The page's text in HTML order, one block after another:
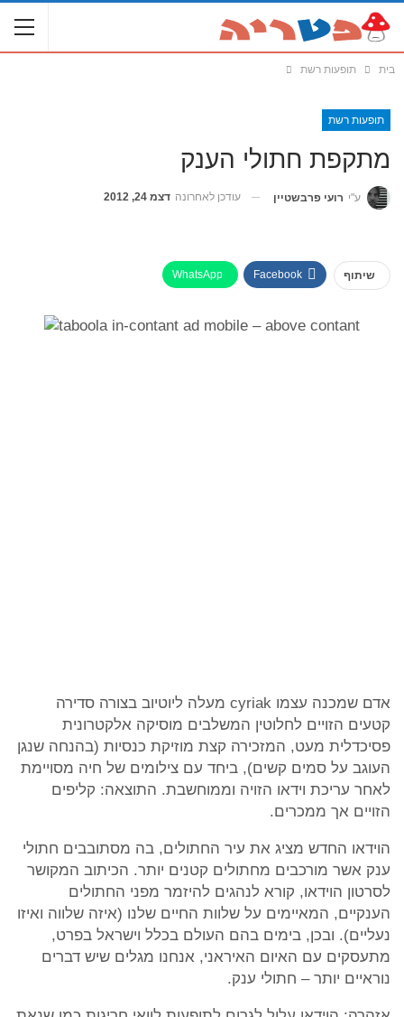
בית תופעות רשת
תופעות רשת
מתקפת חתולי הענק
ע"י רועי פרבשטיין עודכן לאחרונה דצמ 24, 2012
שיתוף Facebook
WhatsApp
אדם שמכנה עצמו cyriak מעלה ליוטיוב בצורה סדירה
קטעים הזויים לחלוטין המשלבים מוסיקה אלקטרונית
פסיכדלית מעט, המזכירה קצת מוזיקת כנסיות (בהנחה שנגן
העוגב על סמים קשים), ביחד עם צילומים של חיה מסויימת
לאחר עריכת וידאו הזויה וממוחשבת. התוצאה: קליפים
הזויים אך ממכרים.
הוידאו החדש מציג את עיר החתולים, בה מסתובבים חתולי
ענק אשר מורכבים מחתולים קטנים יותר. הכיתוב המקושר
לסרטון הוידאו, קורא לנהגים להיזמר מפני החתולים
הענקיים, המאיימים על שלוות החיים שלנו (איזה שלווה ואיזו
נעליים). ובכן, בימים בהם העולם בכלל וישראל בפרט,
מתעסקים עם האיום האיראני, אנחנו מגלים שיש דברים
נוראיים יותר – חתולי ענק.